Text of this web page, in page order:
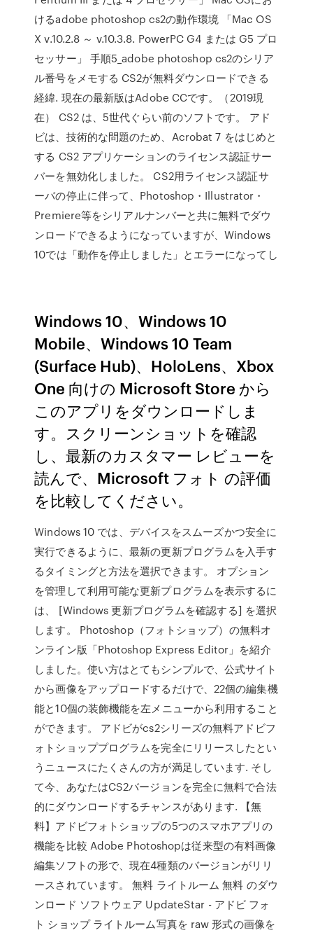
けるadobe photoshop cs2の動作環境 「Mac OS
X v.10.2.8 ～ v.10.3.8. PowerPC G4 または G5 プロ
セッサー」 手順5_adobe photoshop cs2のシリア
ル番号をメモする CS2が無料ダウンロードできる
経緯. 現在の最新版はAdobe CCです。（2019現
在） CS2 は、5世代ぐらい前のソフトです。 アド
ビは、技術的な問題のため、Acrobat 7 をはじめと
する CS2 アプリケーションのライセンス認証サー
バーを無効化しました。 CS2用ライセンス認証サ
ーバの停止に伴って、Photoshop・Illustrator・
Premiere等をシリアルナンバーと共に無料でダウ
ンロードできるようになっていますが、Windows
10では「動作を停止しました」とエラーになってし
Windows 10、Windows 10
Mobile、Windows 10 Team
(Surface Hub)、HoloLens、Xbox
One 向けの Microsoft Store から
このアプリをダウンロードしま
す。スクリーンショットを確認
し、最新のカスタマー レビューを
読んで、Microsoft フォト の評価
を比較してください。
Windows 10 では、デバイスをスムーズかつ安全に
実行できるように、最新の更新プログラムを入手す
るタイミングと方法を選択できます。 オプション
を管理して利用可能な更新プログラムを表示するに
は、 [Windows 更新プログラムを確認する] を選択
します。 Photoshop（フォトショップ）の無料オ
ンライン版「Photoshop Express Editor」を紹介
しました。使い方はとてもシンプルで、公式サイト
から画像をアップロードするだけで、22個の編集機
能と10個の装飾機能を左メニューから利用すること
ができます。 アドビがcs2シリーズの無料アドビフ
ォトショッププログラムを完全にリリースしたとい
うニュースにたくさんの方が満足しています. そし
て今、あなたはCS2バージョンを完全に無料で合法
的にダウンロードするチャンスがあります. 【無
料】アドビフォトショップの5つのスマホアプリの
機能を比較 Adobe Photoshopは従来型の有料画像
編集ソフトの形で、現在4種類のバージョンがリリ
ースされています。 無料 ライトルーム 無料 のダウ
ンロード ソフトウェア UpdateStar - アドビ フォ
ト ショップ ライトルーム写真を raw 形式の画像を